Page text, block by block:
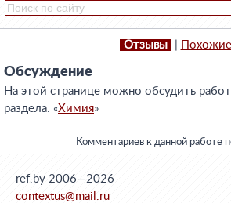
Отзывы Похожие
Обсуждение
На этой странице можно обсудить
раздела: «Химия»
Комментариев к данной работе
ref.by 2006—2026
contextus@mail.ru